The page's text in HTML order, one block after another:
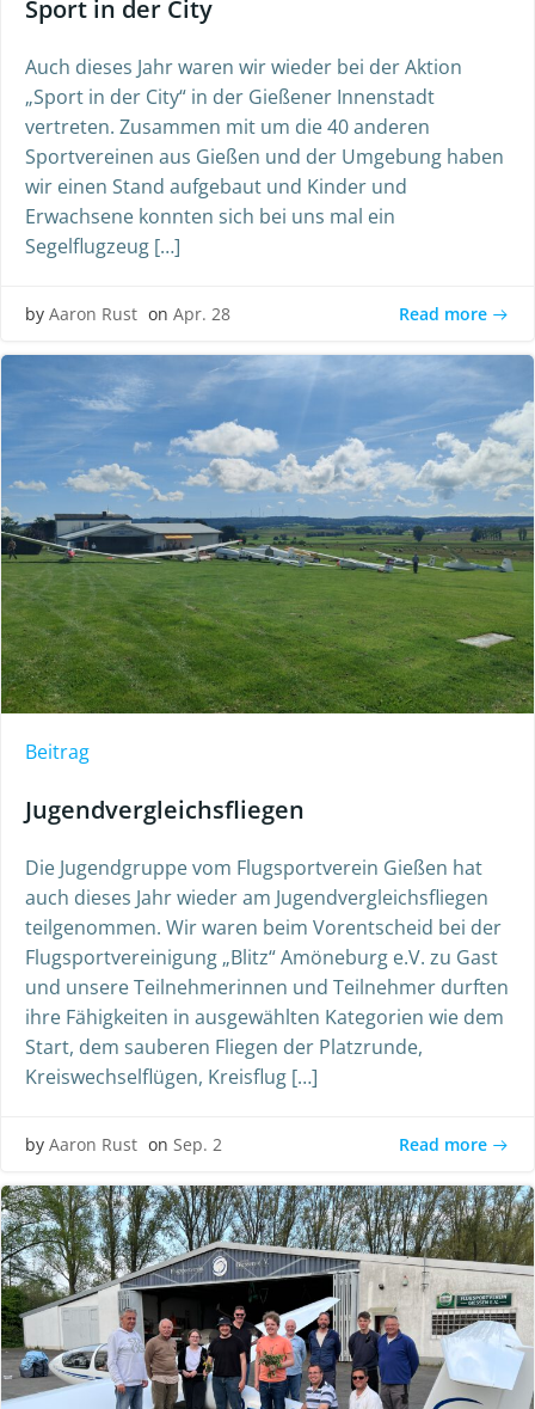
Sport in der City
Auch dieses Jahr waren wir wieder bei der Aktion
„Sport in der City“ in der Gießener Innenstadt
vertreten. Zusammen mit um die 40 anderen
Sportvereinen aus Gießen und der Umgebung haben
wir einen Stand aufgebaut und Kinder und
Erwachsene konnten sich bei uns mal ein
Segelflugzeug […]
by Aaron Rust on Apr. 28 Read more
Beitrag
Jugendvergleichsfliegen
Die Jugendgruppe vom Flugsportverein Gießen hat
auch dieses Jahr wieder am Jugendvergleichsfliegen
teilgenommen. Wir waren beim Vorentscheid bei der
Flugsportvereinigung „Blitz“ Amöneburg e.V. zu Gast
und unsere Teilnehmerinnen und Teilnehmer durften
ihre Fähigkeiten in ausgewählten Kategorien wie dem
Start, dem sauberen Fliegen der Platzrunde,
Kreiswechselflügen, Kreisflug […]
by Aaron Rust on Sep. 2 Read more